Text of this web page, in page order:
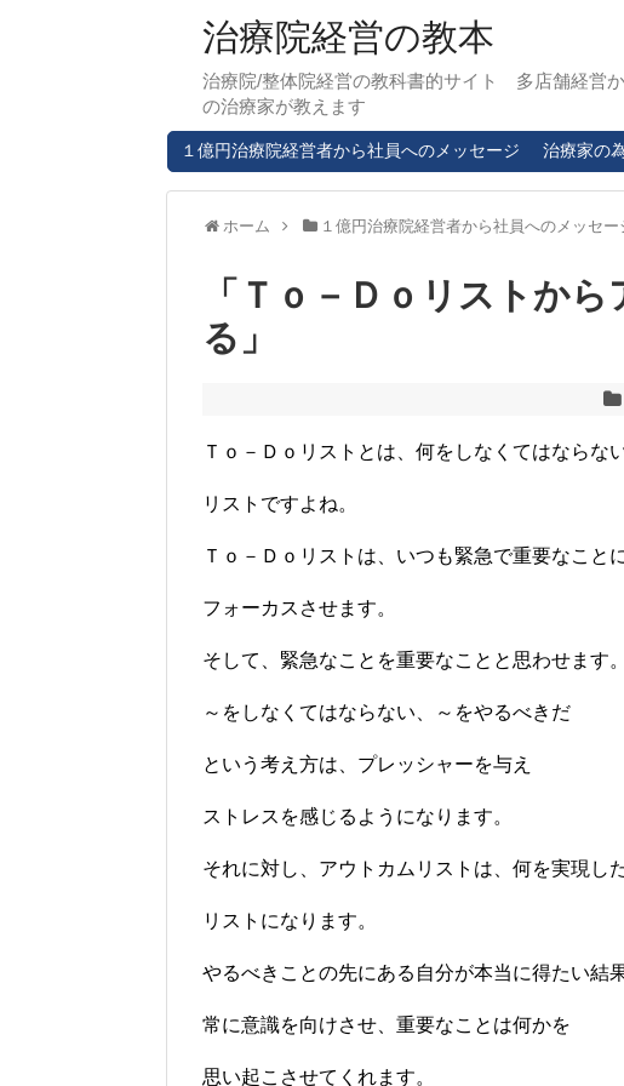
治療院経営の教本
治療院/整体院経営の教科書的サイト 多店舗経営
の治療家が教えます
１億円治療院経営者から社員へのメッセージ 治療家の
ホーム １億円治療院経営者から社員へのメッセー
「Ｔｏ－Ｄｏリストか
る」
Ｔｏ－Ｄｏリストとは、何をしなくてはならな
リストですよね。
Ｔｏ－Ｄｏリストは、いつも緊急で重要なこと
フォーカスさせます。
そして、緊急なことを重要なことと思わせます。
～をしなくてはならない、～をやるべきだ
という考え方は、プレッシャーを与え
ストレスを感じるようになります。
それに対し、アウトカムリストは、何を実現し
リストになります。
やるべきことの先にある自分が本当に得たい結
常に意識を向けさせ、重要なことは何かを
思い起こさせてくれます。